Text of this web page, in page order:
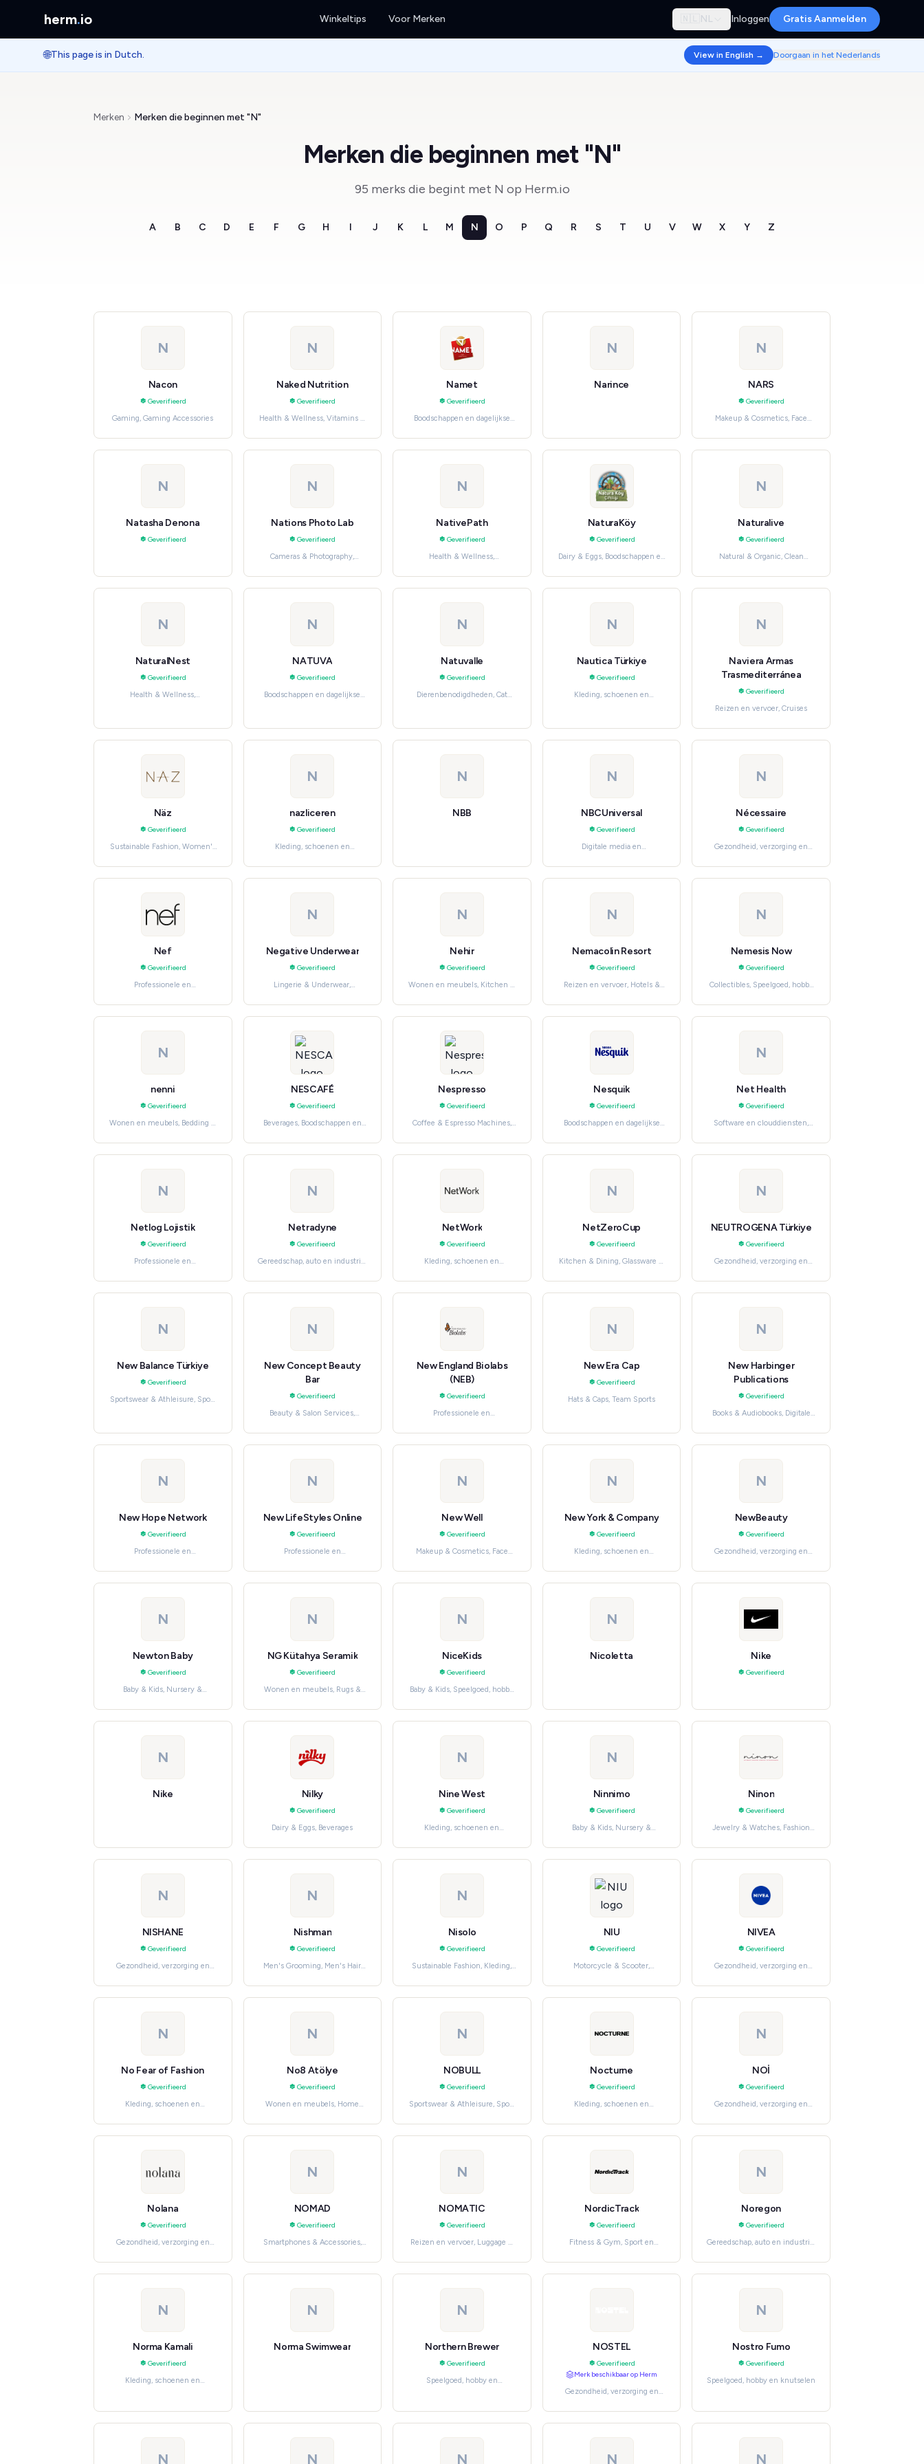
herm.io Winkeltips Voor Merken 🇳🇱 NL Inloggen Gratis Aanmelden
🌐This page is in Dutch. View in English → Doorgaan in het Nederlands
Merken Merken die beginnen met "N"
Merken die beginnen met "N"
95 merks die begint met N op Herm.io
A B C D E F G H I J K L M N O P Q R S T U V W X Y Z
N
Nacon
Geverifieerd
Gaming, Gaming Accessories
N
Naked Nutrition
Geverifieerd
Health & Wellness, Vitamins &
Namet
Geverifieerd
Boodschappen en dagelijkse
Seafood
N
Narince
N
NARS
Geverifieerd
Makeup & Cosmetics, Face
N
Natasha Denona
Geverifieerd
N
Nations Photo Lab
Geverifieerd
Cameras & Photography,
N
NativePath
Geverifieerd
Health & Wellness,
beauty
NaturaKöy
Geverifieerd
Dairy & Eggs, Boodschappen en
N
Naturalive
Geverifieerd
Natural & Organic, Clean
N
NaturalNest
Geverifieerd
Health & Wellness,
N
NATUVA
Geverifieerd
Boodschappen en dagelijkse
N
Natuvalle
Geverifieerd
Dierenbenodigdheden, Cat
N
Nautica Türkiye
Geverifieerd
Kleding, schoenen en
N
Naviera Armas
Trasmediterránea
Geverifieerd
Reizen en vervoer, Cruises
Näz
Geverifieerd
Sustainable Fashion, Women's
N
nazliceren
Geverifieerd
Kleding, schoenen en
N
NBB
N
NBCUniversal
Geverifieerd
Digitale media en
clouddiensten
N
Nécessaire
Geverifieerd
Gezondheid, verzorging en
Nef
Geverifieerd
Professionele en
Maintenance
N
Negative Underwear
Geverifieerd
Lingerie & Underwear,
N
Nehir
Geverifieerd
Wonen en meubels, Kitchen &
N
Nemacolin Resort
Geverifieerd
Reizen en vervoer, Hotels &
N
Nemesis Now
Geverifieerd
Collectibles, Speelgoed, hobby
N
nenni
Geverifieerd
Wonen en meubels, Bedding &
NESCAFÉ
Geverifieerd
Beverages, Boodschappen en
Nespresso
Geverifieerd
Coffee & Espresso Machines,
Nesquik
Geverifieerd
Boodschappen en dagelijkse
N
Net Health
Geverifieerd
Software en clouddiensten,
huishoudelijke diensten
N
Netlog Lojistik
Geverifieerd
Professionele en
Moving & Storage
N
Netradyne
Geverifieerd
Gereedschap, auto en industrie,
NetWork
Geverifieerd
Kleding, schoenen en
N
NetZeroCup
Geverifieerd
Kitchen & Dining, Glassware &
N
NEUTROGENA Türkiye
Geverifieerd
Gezondheid, verzorging en
N
New Balance Türkiye
Geverifieerd
Sportswear & Athleisure, Sport
N
New Concept Beauty
Bar
Geverifieerd
Beauty & Salon Services,
beauty
New England Biolabs
(NEB)
Geverifieerd
Professionele en
Health Services
N
New Era Cap
Geverifieerd
Hats & Caps, Team Sports
N
New Harbinger
Publications
Geverifieerd
Books & Audiobooks, Digitale
N
New Hope Network
Geverifieerd
Professionele en
Fitness & Gym
N
New LifeStyles Online
Geverifieerd
Professionele en
Health Services
N
New Well
Geverifieerd
Makeup & Cosmetics, Face
N
New York & Company
Geverifieerd
Kleding, schoenen en
N
NewBeauty
Geverifieerd
Gezondheid, verzorging en
N
Newton Baby
Geverifieerd
Baby & Kids, Nursery &
N
NG Kütahya Seramik
Geverifieerd
Wonen en meubels, Rugs &
N
NiceKids
Geverifieerd
Baby & Kids, Speelgoed, hobby
N
Nicoletta Nike
Geverifieerd
N
Nike Nilky
Geverifieerd
Dairy & Eggs, Beverages
N
Nine West
Geverifieerd
Kleding, schoenen en
N
Ninnimo
Geverifieerd
Baby & Kids, Nursery &
Ninon
Geverifieerd
Jewelry & Watches, Fashion
N
NISHANE
Geverifieerd
Gezondheid, verzorging en
N
Nishman
Geverifieerd
Men's Grooming, Men's Hair
N
Nisolo
Geverifieerd
Sustainable Fashion, Kleding,
NIU
Geverifieerd
Motorcycle & Scooter,
NIVEA
Geverifieerd
Gezondheid, verzorging en
N
No Fear of Fashion
Geverifieerd
Kleding, schoenen en
N
No8 Atölye
Geverifieerd
Wonen en meubels, Home
N
NOBULL
Geverifieerd
Sportswear & Athleisure, Sport
Nocturne
Geverifieerd
Kleding, schoenen en
N
NOİ
Geverifieerd
Gezondheid, verzorging en
Nolana
Geverifieerd
Gezondheid, verzorging en
N
NOMAD
Geverifieerd
Smartphones & Accessories,
N
NOMATIC
Geverifieerd
Reizen en vervoer, Luggage &
NordicTrack
Geverifieerd
Fitness & Gym, Sport en
N
Noregon
Geverifieerd
Gereedschap, auto en industrie,
N
Norma Kamali
Geverifieerd
Kleding, schoenen en
N
Norma Swimwear
N
Northern Brewer
Geverifieerd
Speelgoed, hobby en
NOSTEL
Geverifieerd
Merk beschikbaar op Herm
Gezondheid, verzorging en
N
Nostro Fumo
Geverifieerd
Speelgoed, hobby en knutselen
N N N N N